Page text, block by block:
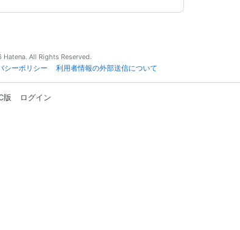
All Rights Reserved.
シーポリシー 利用者情報の外部送信について
版 ログイン